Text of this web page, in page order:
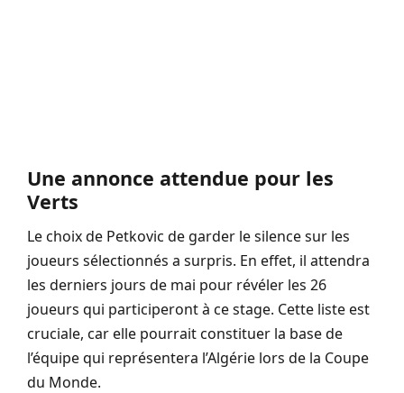
Une annonce attendue pour les
Verts
Le choix de Petkovic de garder le silence sur les
joueurs sélectionnés a surpris. En effet, il attendra
les derniers jours de mai pour révéler les 26
joueurs qui participeront à ce stage. Cette liste est
cruciale, car elle pourrait constituer la base de
l’équipe qui représentera l’Algérie lors de la Coupe
du Monde.